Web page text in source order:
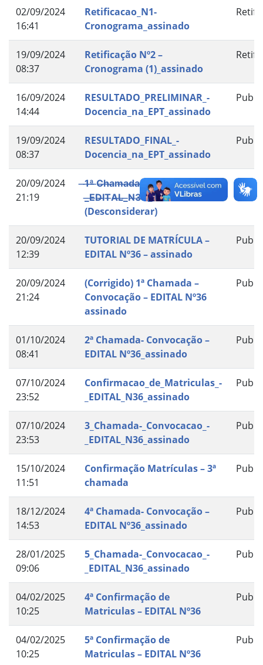
02/09/2024
16:41
Retificacao_N1-
Cronograma_assinado
19/09/2024
08:37
Retificação Nº2 –
Cronograma (1)_assinado
16/09/2024
14:44
RESULTADO_PRELIMINAR_-
Docencia_na_EPT_assinado
19/09/2024
08:37
RESULTADO_FINAL_-
Docencia_na_EPT_assinado
20/09/2024
21:19
̶1̶ª̶ ̶C̶h̶a̶m̶a̶d̶a̶-̶_̶C̶o̶n̶v̶o̶c̶a̶c̶a̶o̶_̶-̶
_̶E̶D̶I̶T̶A̶L̶_̶N̶3̶6̶_̶a̶s̶s̶i̶n̶a̶d̶o̶
(Desconsiderar)
20/09/2024
12:39
TUTORIAL DE MATRÍCULA –
EDITAL Nº36 – assinado
20/09/2024
21:24
(Corrigido) 1ª Chamada –
Convocação – EDITAL Nº36
assinado
01/10/2024
08:41
2ª Chamada- Convocação –
EDITAL Nº36_assinado
07/10/2024
23:52
Confirmacao_de_Matriculas_-
_EDITAL_N36_assinado
07/10/2024
23:53
3_Chamada-_Convocacao_-
_EDITAL_N36_assinado
15/10/2024
11:51
Confirmação Matrículas – 3ª
chamada
18/12/2024
14:53
4ª Chamada- Convocação –
EDITAL Nº36_assinado
28/01/2025
09:06
5_Chamada-_Convocacao_-
_EDITAL_N36_assinado
04/02/2025
10:25
4ª Confirmação de
Matriculas – EDITAL Nº36
04/02/2025
10:25
5ª Confirmação de
Matriculas – EDITAL Nº36